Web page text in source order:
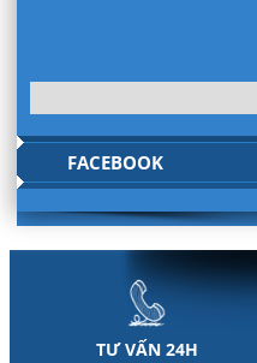
FACEBOOK
TƯ VẤN 24H